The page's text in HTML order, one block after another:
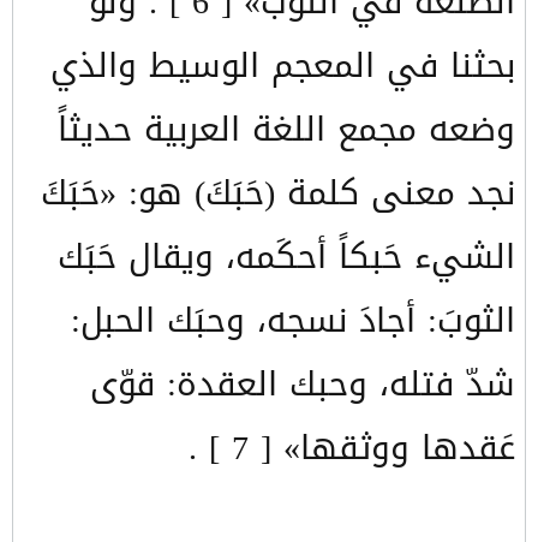
بحثنا في المعجم الوسيط والذي
وضعه مجمع اللغة العربية حديثاً
نجد معنى كلمة (حَبَكَ) هو: «حَبَكَ
الشيء حَبكاً أحكَمه، ويقال حَبَك
الثوبَ: أجادَ نسجه، وحبَك الحبل:
شدّ فتله، وحبك العقدة: قوّى
عَقدها ووثقها» [ 7 ] .